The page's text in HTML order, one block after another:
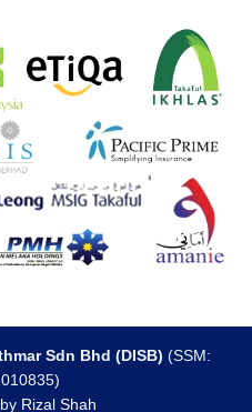
Sdn Bhd (DISB) (SSM:
Rizal Shah